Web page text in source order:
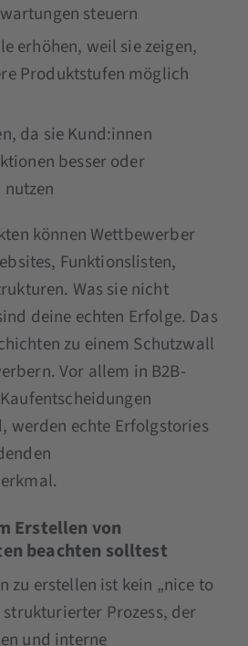
steuern
erhöhen, weil sie zeigen,
Produktstufen möglich
da sie Kund:innen
besser oder
können Wettbewerber
Funktionslisten,
Was sie nicht
deine echten Erfolge. Das
zu einem Schutzwall
Vor allem in B2B-
werden echte Erfolgstories
Erstellen von
beachten solltest
zu erstellen ist kein „nice to
strukturierter Prozess, der
und interne